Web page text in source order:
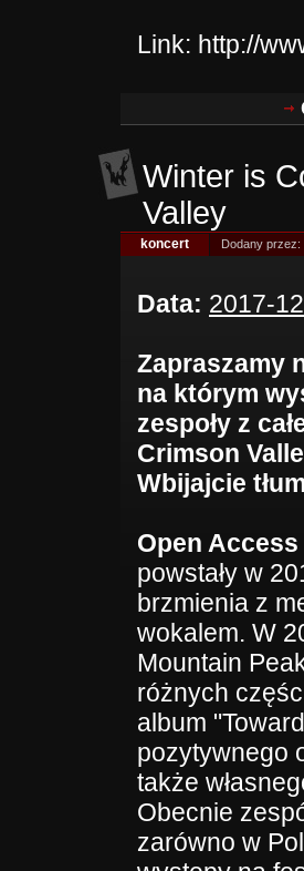
Link: http://
Winter is
Valley
koncert Dodany przez:
Data: 2017-
Zapraszamy
na którym
zespoły z
Crimson
Wbijajcie
Open Access
powstały w
brzmienia z
wokalem. W
Mountain
różnych
album
pozytywnego
także
Obecnie
zarówno w